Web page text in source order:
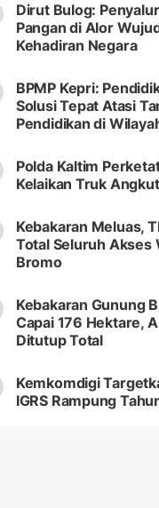
Dirut Bulog:
Pangan di Alor
Kehadiran Negara
BPMP Kepri:
Solusi Tepat Atasi
Pendidikan di
Polda Kaltim
Kelaikan Truk
Kebakaran Meluas,
Total Seluruh Akses
Bromo
Kebakaran Gunung
Capai 176 Hektare,
Ditutup Total
Kemkomdigi
IGRS Rampung